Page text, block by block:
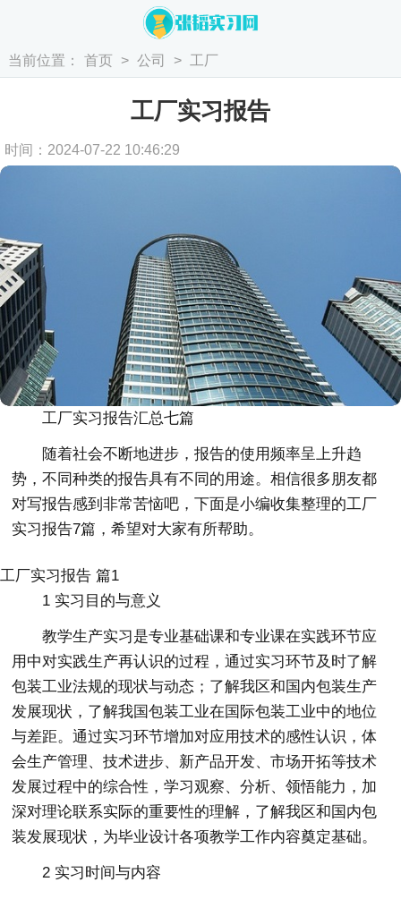
当前位置： 首页 > 公司 > 工厂
工厂实习报告
时间：2024-07-22 10:46:29
工厂实习报告汇总七篇
随着社会不断地进步，报告的使用频率呈上升趋
势，不同种类的报告具有不同的用途。相信很多朋友都
对写报告感到非常苦恼吧，下面是小编收集整理的工厂
实习报告7篇，希望对大家有所帮助。
工厂实习报告 篇1
1 实习目的与意义
教学生产实习是专业基础课和专业课在实践环节应
用中对实践生产再认识的过程，通过实习环节及时了解
包装工业法规的现状与动态；了解我区和国内包装生产
发展现状，了解我国包装工业在国际包装工业中的地位
与差距。通过实习环节增加对应用技术的感性认识，体
会生产管理、技术进步、新产品开发、市场开拓等技术
发展过程中的综合性，学习观察、分析、领悟能力，加
深对理论联系实际的重要性的理解，了解我区和国内包
装发展现状，为毕业设计各项教学工作内容奠定基础。
2 实习时间与内容